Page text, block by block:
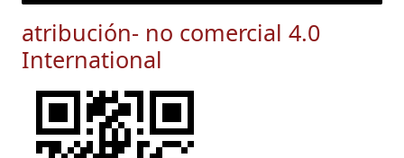
atribución- no comercial 4.0
International